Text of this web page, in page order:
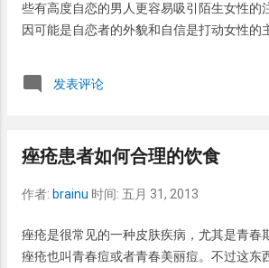
些有高度自恋的男人更容易吸引陌生女性的
因可能是自恋者的外貌和自信是打动女性的
并不是一个浪漫主义者和会关怀他人的人。
移，你会发现他们确切关心的只是他们自己
发表评论
痤疮患者如何合理的饮食
作者: brainu 时间: 五月 31, 2013
痤疮是很常见的一种皮肤疾病，尤其是青春
痤疮也叫青春痘或者青春美丽痘。不过这东